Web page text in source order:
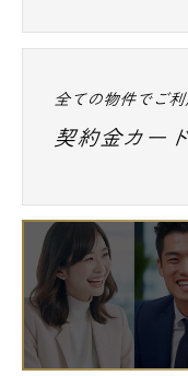
全ての物件でご
契約金カー